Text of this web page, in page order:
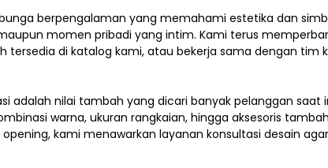
berpengalaman yang memahami estetika dan
momen pribadi yang intim. Kami terus
tersedia di katalog kami, atau bekerja sama dengan
adalah nilai tambah yang dicari banyak pelanggan
warna, ukuran rangkaian, hingga aksesoris
kami menawarkan layanan konsultasi desain